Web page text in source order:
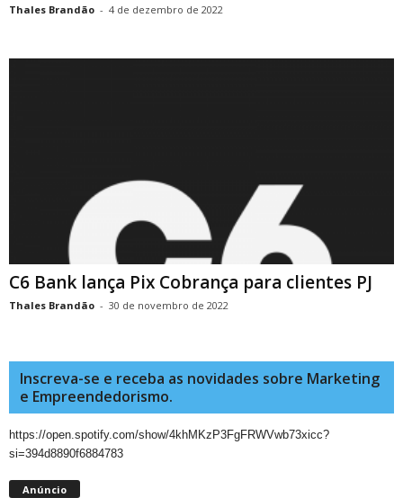
Thales Brandão - 4 de dezembro de 2022
C6 Bank lança Pix Cobrança para clientes PJ
Thales Brandão - 30 de novembro de 2022
Inscreva-se e receba as novidades sobre Marketing
e Empreendedorismo.
https://open.spotify.com/show/4khMKzP3FgFRWVwb73xicc?
si=394d8890f6884783
Anúncio